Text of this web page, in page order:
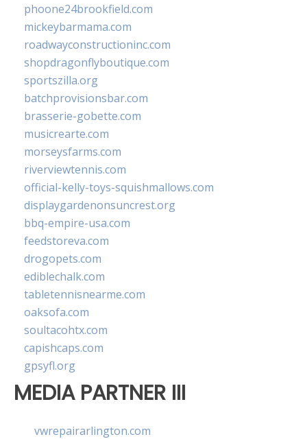
phoone24brookfield.com
mickeybarmama.com
roadwayconstructioninc.com
shopdragonflyboutique.com
sportszilla.org
batchprovisionsbar.com
brasserie-gobette.com
musicrearte.com
morseysfarms.com
riverviewtennis.com
official-kelly-toys-squishmallows.com
displaygardenonsuncrest.org
bbq-empire-usa.com
feedstoreva.com
drogopets.com
ediblechalk.com
tabletennisnearme.com
oaksofa.com
soultacohtx.com
capishcaps.com
gpsyfl.org
MEDIA PARTNER III
vwrepairarlington.com